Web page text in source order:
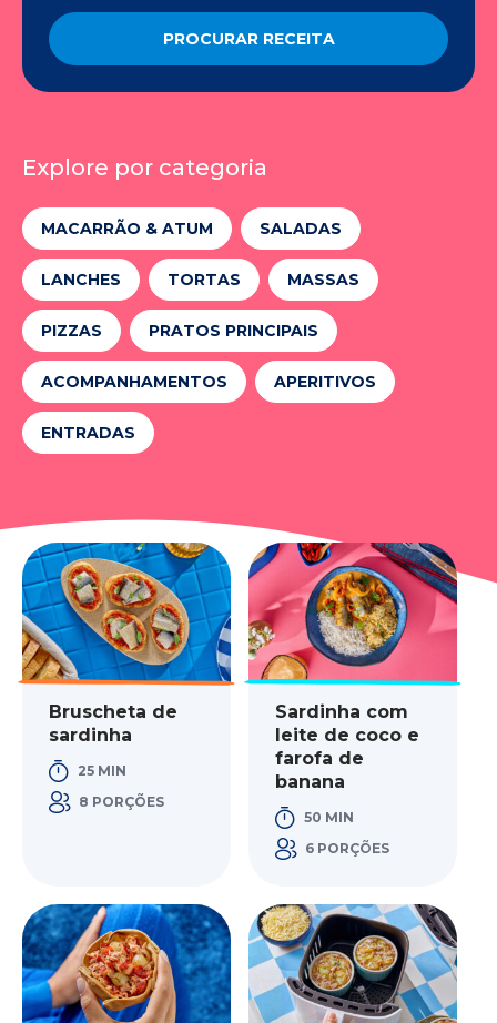
PROCURAR RECEITA
Explore por categoria
MACARRÃO & ATUM SALADAS
LANCHES TORTAS MASSAS
PIZZAS PRATOS PRINCIPAIS
ACOMPANHAMENTOS APERITIVOS
ENTRADAS
Bruscheta de
sardinha
25 MIN
8 PORÇÕES
Sardinha com
leite de coco e
farofa de
banana
50 MIN
6 PORÇÕES